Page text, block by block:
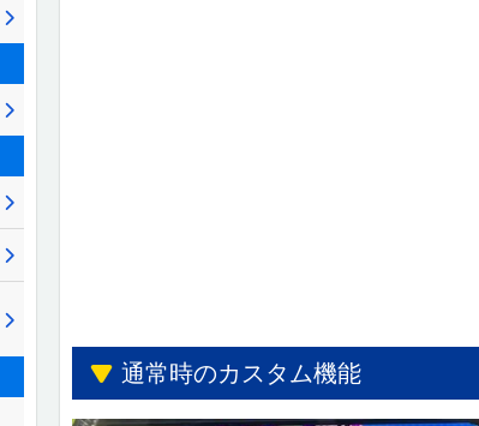
通常時のカスタム機能